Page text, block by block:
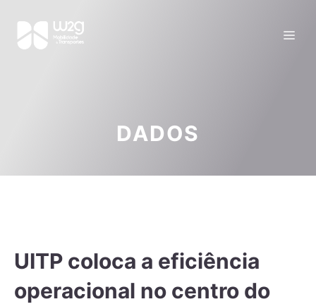
DADOS
UITP coloca a eficiência
operacional no centro do